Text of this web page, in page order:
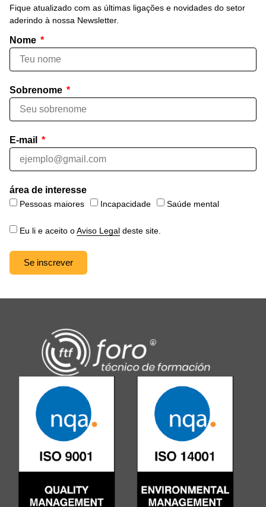
Fique atualizado com as últimas ligações e novidades do setor
aderindo à nossa Newsletter.
Nome
Sobrenome
E-mail
área de interesse
Pessoas maiores Incapacidade Saúde mental
Eu li e aceito oAviso Legal deste site.
Se inscrever